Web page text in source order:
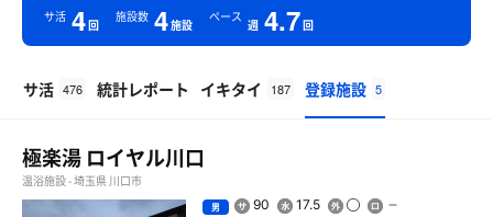
サ活 4回
施設数 4施設
ペース
週 4.7回
サ活 476 統計レポート イキタイ 187 登録施設 5
極楽湯 ロイヤル川口
温浴施設 - 埼玉県 川口市
男 90 17.5